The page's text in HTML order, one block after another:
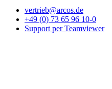
vertrieb@arcos.de
+49 (0) 73 65 96 10-0
Support per Teamviewer